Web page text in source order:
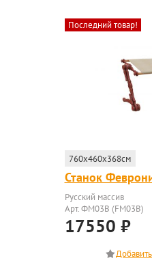
Последний товар!
760x460x368см
Станок
Русский массив
Арт. ФМ03В (FM03B)
17550 ₽